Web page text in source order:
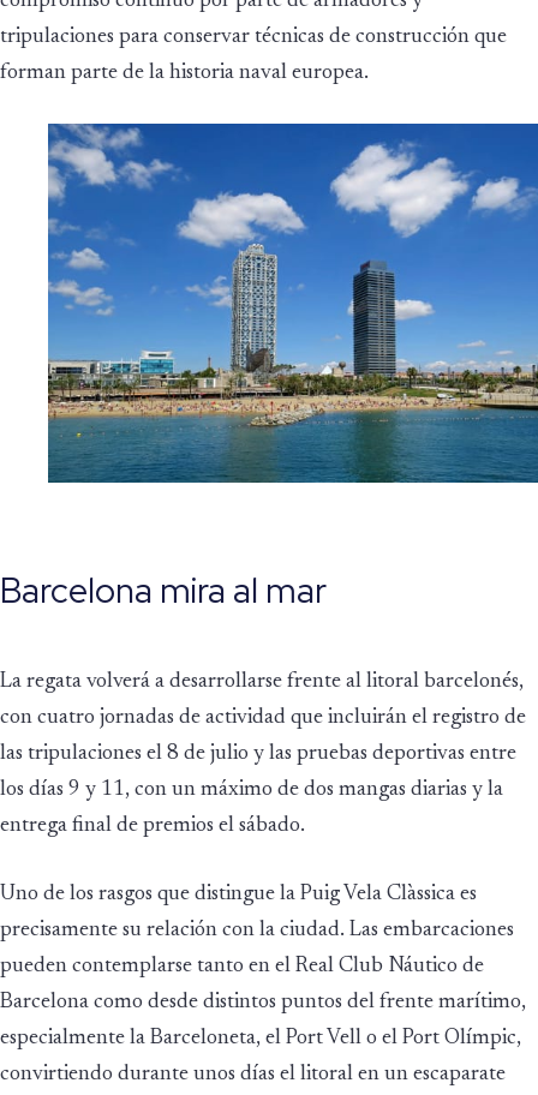
tripulaciones para conservar técnicas de construcción que
forman parte de la historia naval europea.
Barcelona mira al mar
La regata volverá a desarrollarse frente al litoral barcelonés,
con cuatro jornadas de actividad que incluirán el registro de
las tripulaciones el 8 de julio y las pruebas deportivas entre
los días 9 y 11, con un máximo de dos mangas diarias y la
entrega final de premios el sábado.
Uno de los rasgos que distingue la Puig Vela Clàssica es
precisamente su relación con la ciudad. Las embarcaciones
pueden contemplarse tanto en el Real Club Náutico de
Barcelona como desde distintos puntos del frente marítimo,
especialmente la Barceloneta, el Port Vell o el Port Olímpic,
convirtiendo durante unos días el litoral en un escaparate